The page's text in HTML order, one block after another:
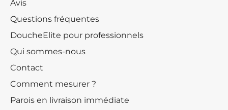
Avis
Questions fréquentes
DoucheElite pour professionnels
Qui sommes-nous
Contact
Comment mesurer ?
Parois en livraison immédiate